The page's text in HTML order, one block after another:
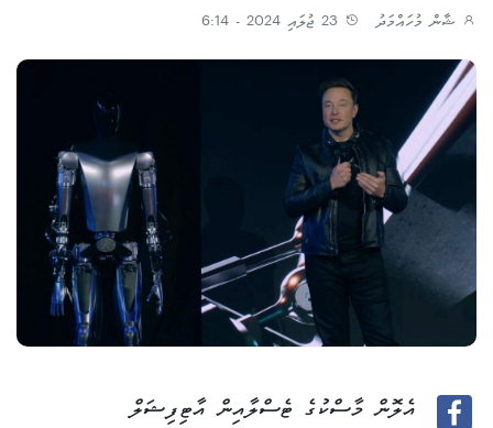
ޝާން މުހައްމަދު
އެލޮން މާސްކުގެ ޓެސްލާއިން އާޓިފިޝަލް